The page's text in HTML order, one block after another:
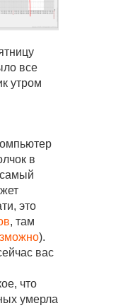
все
утром
в
это
, там
).
вас
что
умерла